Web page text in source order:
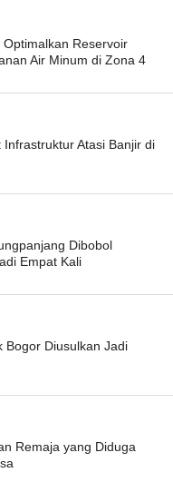
Reservoir
Air Minum di Zona 4
Atasi Banjir di
Dibobol
Empat Kali
Bogor Diusulkan Jadi
Remaja yang Diduga